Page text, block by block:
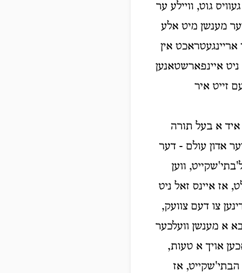
גוט, וויילע ער
מענשן מיט אלע
אין
איינפארשטאנען
זייט איר
איד א בעל תורה
אדון עולם - דער
ווען
אז איינס זאל ניט
צו דעם צוועק,
בא א מענשן וועלכער
אויך א טעות,
הבתי'שקייט, אז